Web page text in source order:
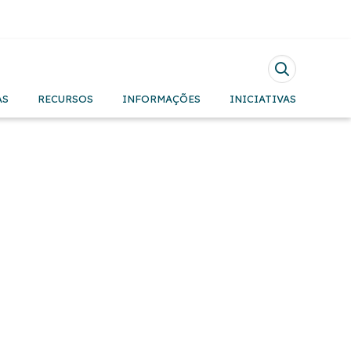
RECURSOS INFORMAÇÕES INICIATIVAS